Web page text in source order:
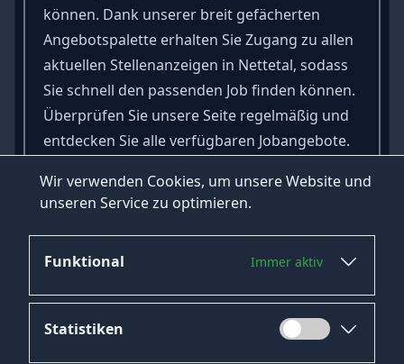
Wir verwenden Cookies, um unsere Website und
unseren Service zu optimieren.
Funktional Immer aktiv
Statistiken
können. Dank unserer breit gefächerten
Angebotspalette erhalten Sie Zugang zu allen
aktuellen Stellenanzeigen in Nettetal, sodass
Sie schnell den passenden Job finden können.
Überprüfen Sie unsere Seite regelmäßig und
entdecken Sie alle verfügbaren Jobangebote.
richtigen Arbeitgeber zu finden, damit Sie
einen beruflichen Erfolg erzielen können!